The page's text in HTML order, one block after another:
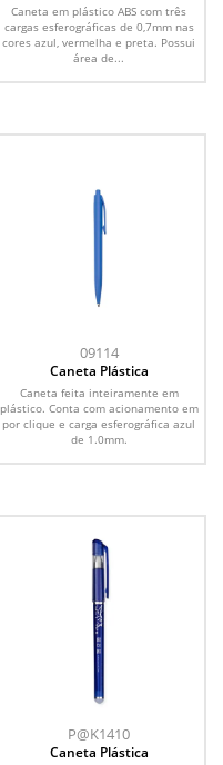
Caneta em plástico ABS com três
cargas esferográficas de 0,7mm nas
cores azul, vermelha e preta. Possui
área de...
09114
Caneta Plástica
Caneta feita inteiramente em
plástico. Conta com acionamento em
por clique e carga esferográfica azul
de 1.0mm.
P@K1410
Caneta Plástica